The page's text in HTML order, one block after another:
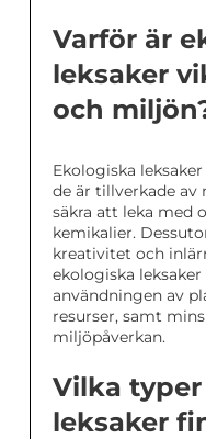
Varför är
leksaker
och
Ekologiska
de är tillverkade
säkra att leka med
kemikalier.
kreativitet och
ekologiska
användningen av
resurser, samt
miljöpåverkan.
Vilka
leksaker